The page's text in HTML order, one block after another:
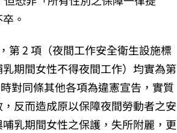
。
第 2 項（夜間工作安全衛生設施標
期間女性不得夜間工作）均實為第
對同條其他各項為違憲宣告，實質
反而造成原以保障夜間勞動者之安
乳期間女性之保護，失所附麗，更